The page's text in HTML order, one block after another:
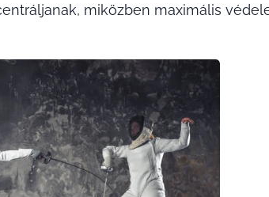
miközben maximális